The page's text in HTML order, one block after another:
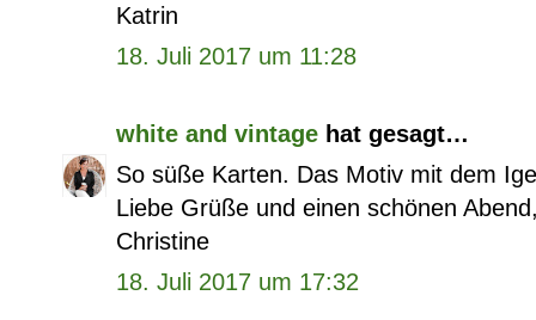
Katrin
18. Juli 2017 um 11:28
white and vintage hat gesagt…
So süße Karten. Das Motiv mit dem
Liebe Grüße und einen schönen
Christine
18. Juli 2017 um 17:32